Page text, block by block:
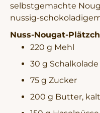
selbstgemachte
nussig-
Nuss-Nougat-
220 g Mehl
30 g
75 g Zucker
200 g Butter,